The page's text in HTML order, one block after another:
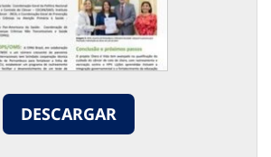
DESCARGAR